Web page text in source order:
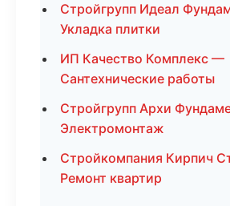
Стройгрупп Идеал
Укладка плитки
ИП Качество Комплекс —
Сантехнические работы
Стройгрупп Архи
Электромонтаж
Стройкомпания Кирпич
Ремонт квартир